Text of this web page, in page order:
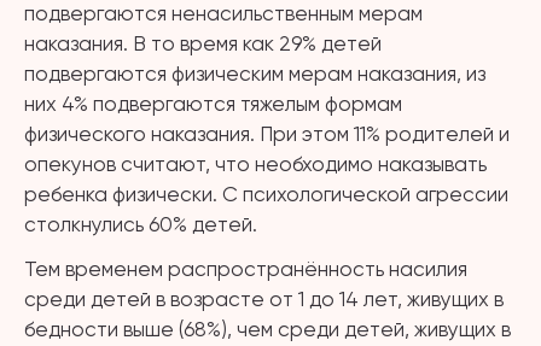
подвергаются ненасильственным мерам
наказания. В то время как 29% детей
подвергаются физическим мерам наказания, из
них 4% подвергаются тяжелым формам
физического наказания. При этом 11% родителей и
опекунов считают, что необходимо наказывать
ребенка физически. С психологической агрессии
столкнулись 60% детей.
Тем временем распространённость насилия
среди детей в возрасте от 1 до 14 лет, живущих в
бедности выше (68%), чем среди детей, живущих в